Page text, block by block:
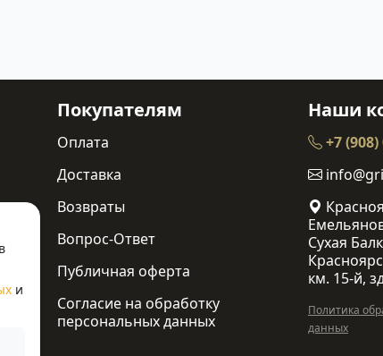
и
Покупателям
Оплата
Доставка
Возвраты
Вопрос-Ответ
Публичная оферта
Согласие на обработку
персональных данных
Наши
+7
Сухая
км. 15-й,
Политика
данных